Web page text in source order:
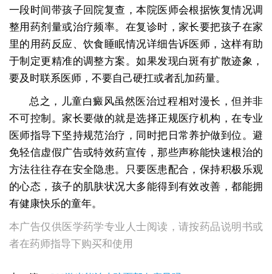
一段时间带孩子回院复查，本院医师会根据恢复情况调
整用药剂量或治疗频率。在复诊时，家长要把孩子在家
里的用药反应、饮食睡眠情况详细告诉医师，这样有助
于制定更精准的调整方案。如果发现白斑有扩散迹象，
要及时联系医师，不要自己硬扛或者乱加药量。
总之，儿童白癜风虽然医治过程相对漫长，但并非
不可控制。家长要做的就是选择正规医疗机构，在专业
医师指导下坚持规范治疗，同时把日常养护做到位。避
免轻信虚假广告或特效药宣传，那些声称能快速根治的
方法往往存在安全隐患。只要医患配合，保持积极乐观
的心态，孩子的肌肤状况大多能得到有效改善，都能拥
有健康快乐的童年。
本广告仅供医学药学专业人士阅读，请按药品说明书或
者在药师指导下购买和使用